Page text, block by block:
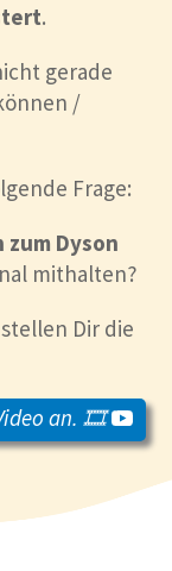
.
gerade
/
Frage:
Dyson
mithalten?
Dir die
an. 🎞️